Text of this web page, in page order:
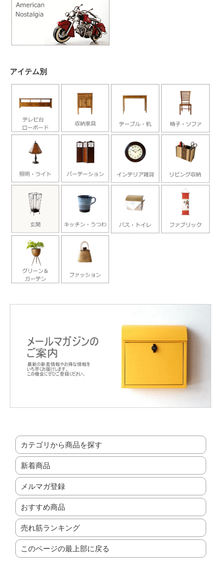
アイテム別
カテゴリから商品を探す
新着商品
メルマガ登録
おすすめ商品
売れ筋ランキング
このページの最上部に戻る